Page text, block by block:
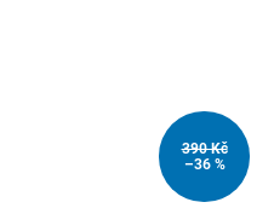
390 Kč
–36 %